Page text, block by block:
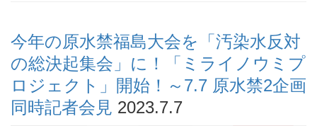
今年の原水禁福島大会を「汚染水反対
の総決起集会」に！「ミライノウミプ
ロジェクト」開始！～7.7 原水禁2企画
同時記者会見 2023.7.7